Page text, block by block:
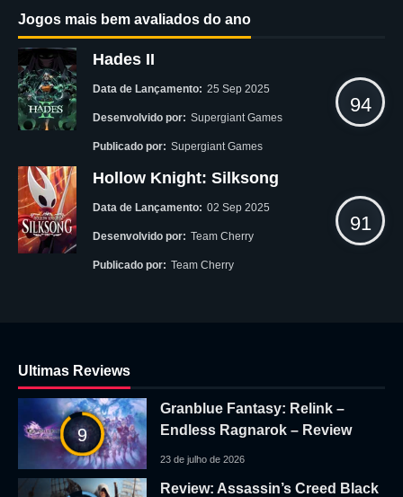
Jogos mais bem avaliados do ano
Hades II
Data de Lançamento: 25 Sep 2025
Desenvolvido por: Supergiant Games
Publicado por: Supergiant Games
94
Hollow Knight: Silksong
Data de Lançamento: 02 Sep 2025
Desenvolvido por: Team Cherry
Publicado por: Team Cherry
91
Ultimas Reviews
9
Granblue Fantasy: Relink –
Endless Ragnarok – Review
23 de julho de 2026
Review: Assassin’s Creed Black